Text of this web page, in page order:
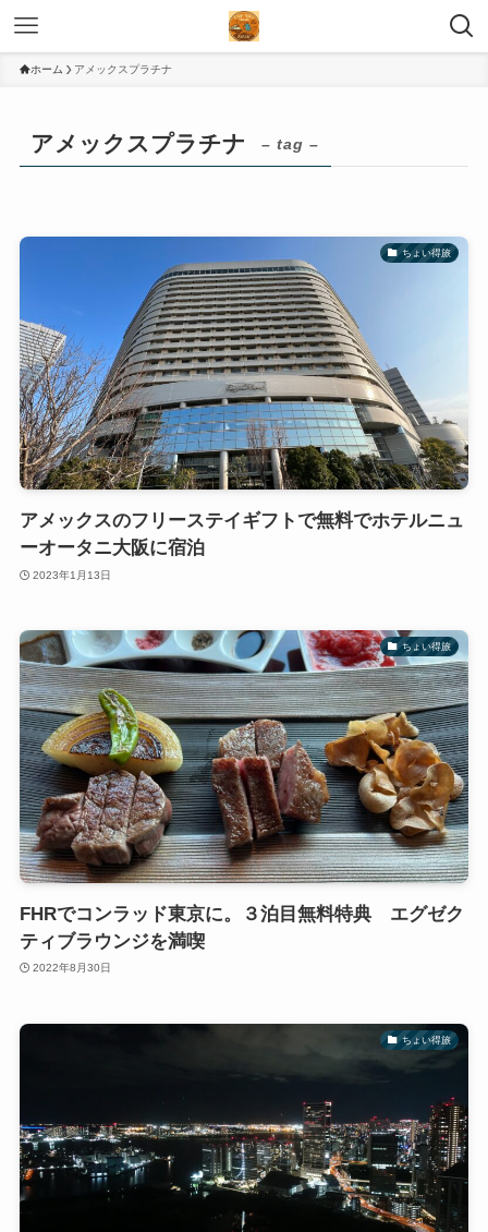
ホーム アメックスプラチナ
アメックスプラチナ – tag –
ちょい得旅
アメックスのフリーステイギフトで無料でホテルニュ
ーオータニ大阪に宿泊
2023年1月13日
ちょい得旅
FHRでコンラッド東京に。３泊目無料特典 エグゼク
ティブラウンジを満喫
2022年8月30日
ちょい得旅